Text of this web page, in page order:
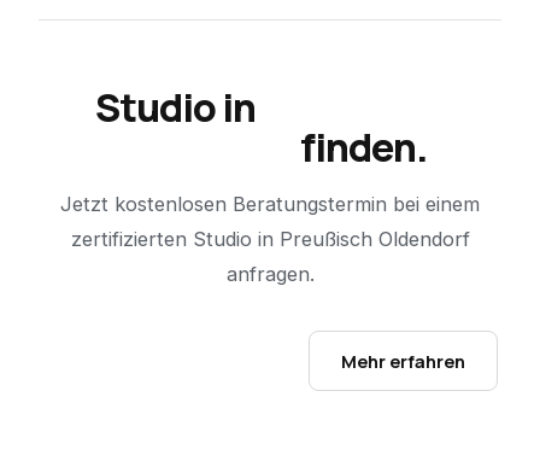
Studio in
finden.
Jetzt kostenlosen Beratungstermin bei einem
zertifizierten Studio in Preußisch Oldendorf
anfragen.
Mehr erfahren